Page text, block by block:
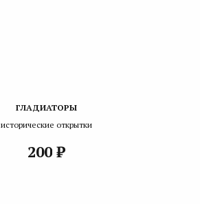
ГЛАДИАТОРЫ
исторические открытки
200 ₽